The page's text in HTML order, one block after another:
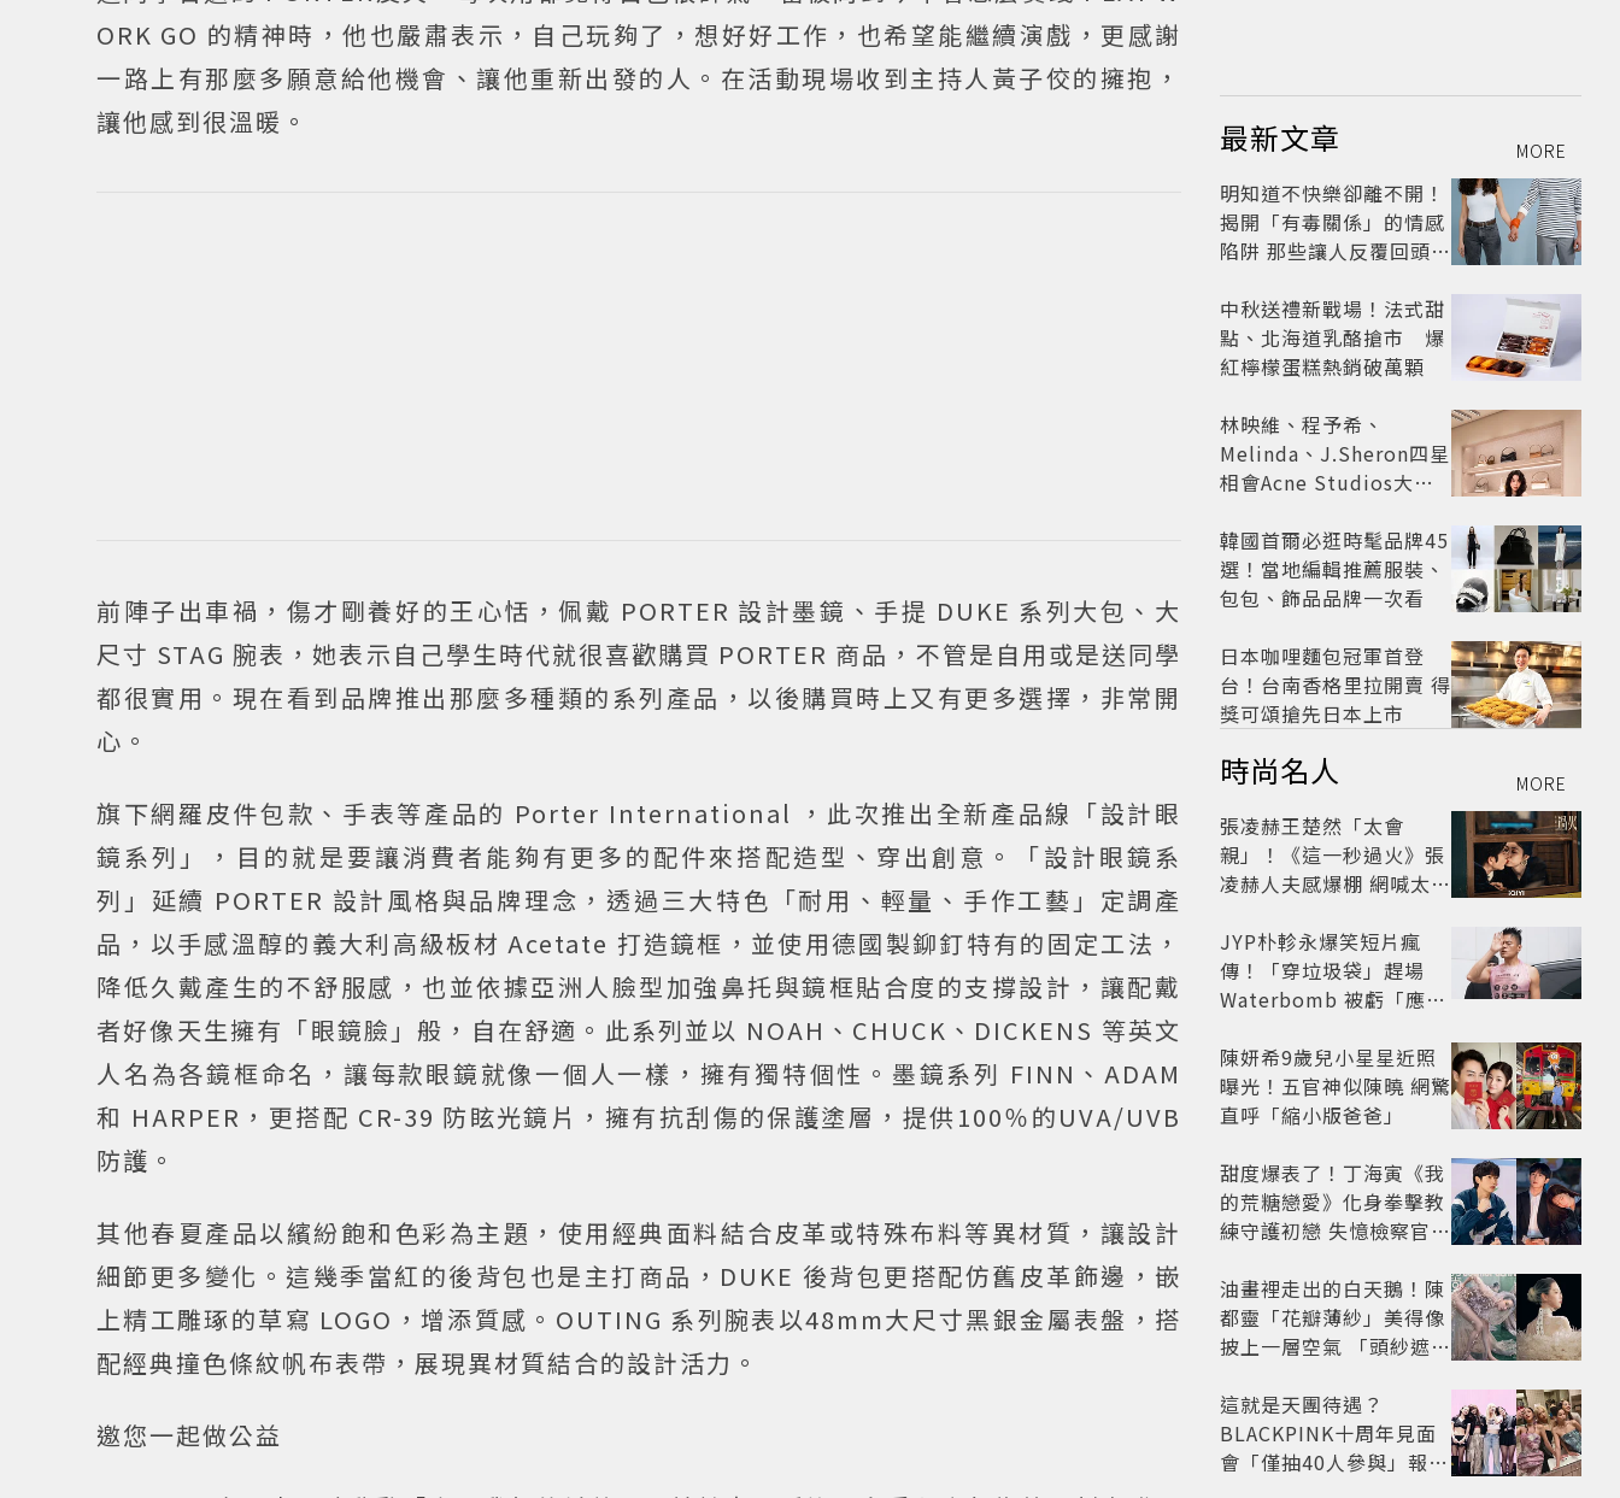
ORK GO 的精神時，他也嚴肅表示，自己玩夠了，想好好工作，也希望能繼續演戲，更感謝
一路上有那麼多願意給他機會、讓他重新出發的人。在活動現場收到主持人黃子佼的擁抱，
讓他感到很溫暖。
前陣子出車禍，傷才剛養好的王心恬，佩戴 PORTER 設計墨鏡、手提 DUKE 系列大包、大
尺寸 STAG 腕表，她表示自己學生時代就很喜歡購買 PORTER 商品，不管是自用或是送同學
都很實用。現在看到品牌推出那麼多種類的系列產品，以後購買時上又有更多選擇，非常開
心。
旗下網羅皮件包款、手表等產品的 Porter International ，此次推出 全新產品線「設計眼
鏡系列」
，目的就是要讓消費者能夠有更多的配件來搭配造型、穿出創意。「設計眼鏡系
列」延續 PORTER 設計風格與品牌理念，透過三大特色「耐用、輕量、手作工藝」定調產
品，以手感溫醇的義大利高級板材 Acetate 打造鏡框，並使用德國製鉚釘特有的固定工法，
降低久戴產生的不舒服感，也並依據亞洲人臉型加強鼻托與鏡框貼合度的支撐設計，讓配戴
者好像天生擁有「眼鏡臉」般，自在舒適。此系列並以 NOAH、CHUCK、DICKENS 等英文
人名為各鏡框命名，讓每款眼鏡就像一個人一樣，擁有獨特個性。墨鏡系列 FINN、ADAM
和 HARPER，更搭配 CR-39 防眩光鏡片，擁有抗刮傷的保護塗層，提供100％的UVA/UVB
防護。
其他春夏產品以繽紛飽和色彩為主題，使用經典面料結合皮革或特殊布料等異材質，讓設計
細節更多變化。這幾季當紅的後背包也是主打商品，DUKE 後背包更搭配仿舊皮革飾邊，嵌
上精工雕琢的草寫 LOGO，增添質感。OUTING 系列腕表以48mm大尺寸黑銀金屬表盤，搭
配經典撞色條紋帆布表帶，展現異材質結合的設計活力。
邀您一起做公益
最新文章 MORE
明知道不快樂卻離不開！
揭開「有毒關係」的情感
陷阱 那些讓人反覆回頭的
戒？
中秋送禮新戰場！法式甜
點、北海道乳酪搶市 爆
紅檸檬蛋糕熱銷破萬顆
林映維、程予希、
Melinda、J.Sheron四星
相會Acne Studios大曬
韓國首爾必逛時髦品牌45
選！當地編輯推薦服裝、
包包、飾品品牌一次看
日本咖哩麵包冠軍首登
台！台南香格里拉開賣 得
獎可頌搶先日本上市
時尚名人 MORE
張凌赫王楚然「太會
親」！《這一秒過火》張
凌赫人夫感爆棚 網喊太有
JYP朴軫永爆笑短片瘋
傳！「穿垃圾袋」趕場
Waterbomb 被虧「應該
陳妍希9歲兒小星星近照
曝光！五官神似陳曉 網驚
直呼「縮小版爸爸」
甜度爆表了！丁海寅《我
的荒糖戀愛》化身拳擊教
練守護初戀 失憶檢察官×
劇
油畫裡走出的白天鵝！陳
都靈「花瓣薄紗」美得像
披上一層空氣 「頭紗遮
太仙
這就是天團待遇？
BLACKPINK十周年見面
會「僅抽40人參與」報名